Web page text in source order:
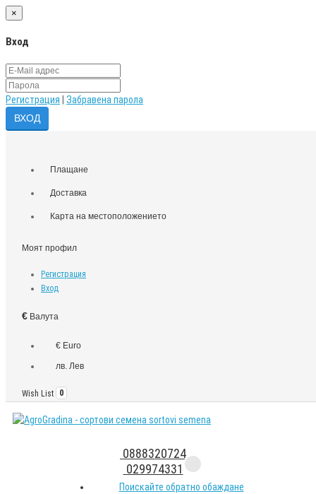
×
Вход
Регистрация Забравена парола
Плащане
Доставка
Карта на местоположението
Моят профил
Регистрация
Вход
€ Валута
€ Euro
лв. Лев
Wish List 0
0888320724
029974331
Поискайте обратно обаждане